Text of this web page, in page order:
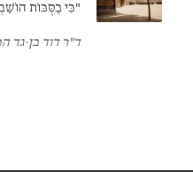
"כִּי בַסֻּכּוֹת
ד"ר דוד בן-גד